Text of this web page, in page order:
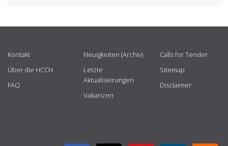
Kontakt
Über die HCCH
FAQ
Neuigkeiten (Archiv)
Letzte
Aktualisierungen
Vakanzen
Calls for Tender
Sitemap
Disclaimer